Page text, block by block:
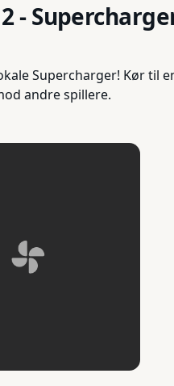
-
Supercharger! Kør til
andre spillere.